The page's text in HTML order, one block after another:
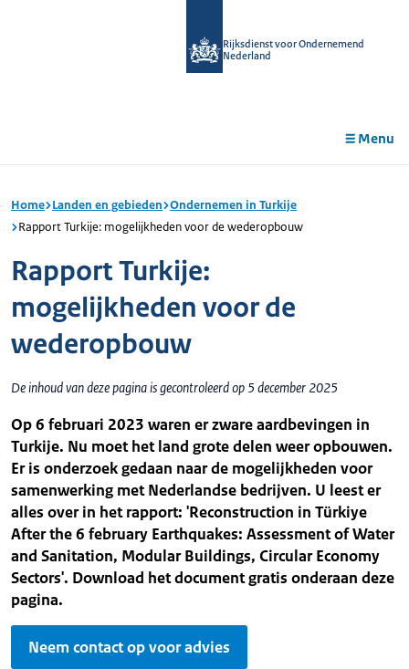
Rijksdienst voor Ondernemend
Nederland
Menu
Home Landen en gebieden Ondernemen in Turkije
Rapport Turkije: mogelijkheden voor de wederopbouw
Rapport Turkije:
mogelijkheden voor de
wederopbouw
De inhoud van deze pagina is gecontroleerd op 5 december 2025
Op 6 februari 2023 waren er zware aardbevingen in
Turkije. Nu moet het land grote delen weer opbouwen.
Er is onderzoek gedaan naar de mogelijkheden voor
samenwerking met Nederlandse bedrijven. U leest er
alles over in het rapport: 'Reconstruction in Türkiye
After the 6 february Earthquakes: Assessment of Water
and Sanitation, Modular Buildings, Circular Economy
Sectors'. Download het document gratis onderaan deze
pagina.
Neem contact op voor advies